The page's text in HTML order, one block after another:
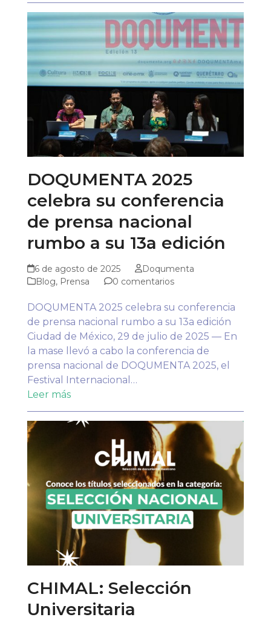
DOQUMENTA 2025
celebra su conferencia
de prensa nacional
rumbo a su 13a edición
6 de agosto de 2025
Doqumenta
Blog, Prensa 0 comentarios
DOQUMENTA 2025 celebra su conferencia
de prensa nacional rumbo a su 13a edición
Ciudad de México, 29 de julio de 2025 — En
la mase llevó a cabo la conferencia de
prensa nacional de DOQUMENTA 2025, el
Festival Internacional…
Leer más
CHIMAL: Selección
Universitaria